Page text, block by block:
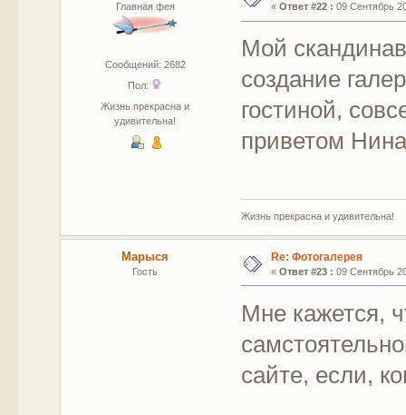
Главная фея
Сообщений: 2682
Пол:
Жизнь прекрасна и
удивительна!
« Ответ #22 : 09 Сентябрь
Мой
создание
гостиной,
приветом
Жизнь прекрасна и удивительна!
Марыся
Гость
Re: Фотогалерея
« Ответ #23 : 09 Сентябрь
Мне кажется,
сайте, если,